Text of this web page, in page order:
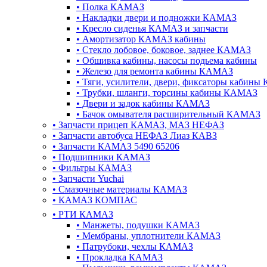
• Полка КАМАЗ
• Накладки двери и подножки КАМАЗ
• Кресло сиденья КАМАЗ и запчасти
• Амортизатор КАМАЗ кабины
• Стекло лобовое, боковое, заднее КАМАЗ
• Обшивка кабины, насосы подьема кабины
• Железо для ремонта кабины КАМАЗ
• Тяги, усилители, двери, фиксаторы
• Трубки, шланги, торсины кабины КАМАЗ
• Двери и задок кабины КАМАЗ
• Бачок омывателя расширительный КАМАЗ
• Запчасти прицеп КАМАЗ, МАЗ НЕФАЗ
• Запчасти автобуса НЕФАЗ Лиаз КАВЗ
• Запчасти КАМАЗ 5490 65206
• Подшипники КАМАЗ
• Фильтры КАМАЗ
• Запчасти Yuchai
• Смазочные материалы КАМАЗ
• КАМАЗ КОМПАС
• РТИ КАМАЗ
• Манжеты, подушки КАМАЗ
• Мембраны, уплотнители КАМАЗ
• Патрубоки, чехлы КАМАЗ
• Прокладка КАМАЗ